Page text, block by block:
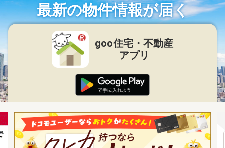
最新の物件情報が届く
goo住宅・不動産
アプリ